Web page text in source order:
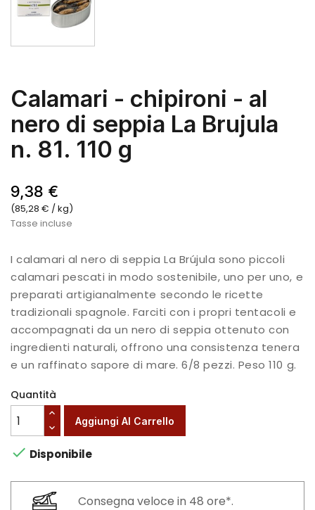
Calamari - chipironi - al
nero di seppia La Brujula
n. 81. 110 g
9,38 €
(85,28 € / kg)
Tasse incluse
I calamari al nero di seppia La Brújula sono piccoli
calamari pescati in modo sostenibile, uno per uno, e
preparati artigianalmente secondo le ricette
tradizionali spagnole. Farciti con i propri tentacoli e
accompagnati da un nero di seppia ottenuto con
ingredienti naturali, offrono una consistenza tenera
e un raffinato sapore di mare. 6/8 pezzi. Peso 110 g.
Quantità
Aggiungi Al Carrello
 Disponibile
Consegna veloce in 48 ore*.